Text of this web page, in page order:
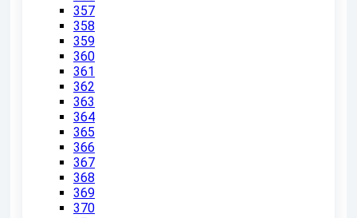
357
358
359
360
361
362
363
364
365
366
367
368
369
370